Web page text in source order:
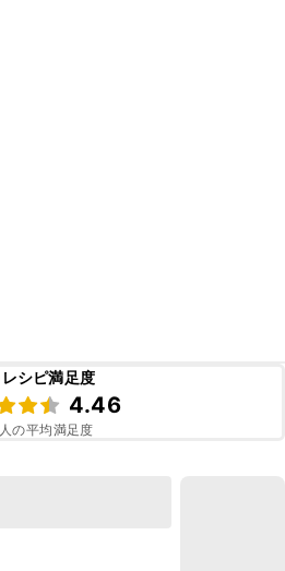
レシピ満足度
4.46
人の平均満足度